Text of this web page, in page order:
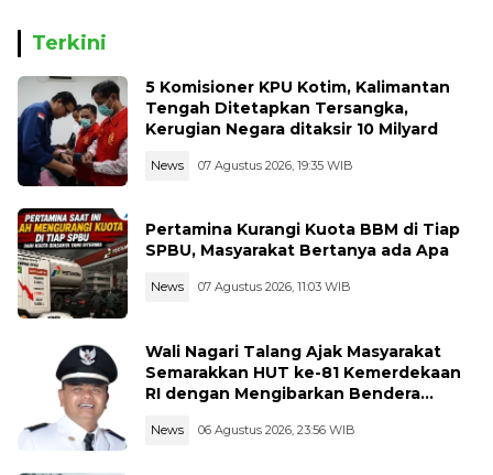
Terkini
5 Komisioner KPU Kotim, Kalimantan
Tengah Ditetapkan Tersangka,
Kerugian Negara ditaksir 10 Milyard
News 07 Agustus 2026, 19:35 WIB
Pertamina Kurangi Kuota BBM di Tiap
SPBU, Masyarakat Bertanya ada Apa
News 07 Agustus 2026, 11:03 WIB
Wali Nagari Talang Ajak Masyarakat
Semarakkan HUT ke-81 Kemerdekaan
RI dengan Mengibarkan Bendera
News 06 Agustus 2026, 23:56 WIB